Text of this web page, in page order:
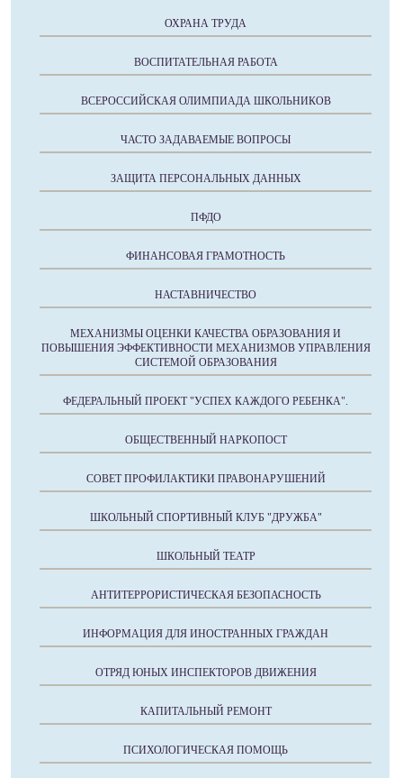
ОХРАНА ТРУДА
ВОСПИТАТЕЛЬНАЯ РАБОТА
ВСЕРОССИЙСКАЯ ОЛИМПИАДА ШКОЛЬНИКОВ
ЧАСТО ЗАДАВАЕМЫЕ ВОПРОСЫ
ЗАЩИТА ПЕРСОНАЛЬНЫХ ДАННЫХ
ПФДО
ФИНАНСОВАЯ ГРАМОТНОСТЬ
НАСТАВНИЧЕСТВО
МЕХАНИЗМЫ ОЦЕНКИ КАЧЕСТВА ОБРАЗОВАНИЯ И
ПОВЫШЕНИЯ ЭФФЕКТИВНОСТИ МЕХАНИЗМОВ УПРАВЛЕНИЯ
СИСТЕМОЙ ОБРАЗОВАНИЯ
ФЕДЕРАЛЬНЫЙ ПРОЕКТ "УСПЕХ КАЖДОГО РЕБЕНКА".
ОБЩЕСТВЕННЫЙ НАРКОПОСТ
СОВЕТ ПРОФИЛАКТИКИ ПРАВОНАРУШЕНИЙ
ШКОЛЬНЫЙ СПОРТИВНЫЙ КЛУБ "ДРУЖБА"
ШКОЛЬНЫЙ ТЕАТР
АНТИТЕРРОРИСТИЧЕСКАЯ БЕЗОПАСНОСТЬ
ИНФОРМАЦИЯ ДЛЯ ИНОСТРАННЫХ ГРАЖДАН
ОТРЯД ЮНЫХ ИНСПЕКТОРОВ ДВИЖЕНИЯ
КАПИТАЛЬНЫЙ РЕМОНТ
ПСИХОЛОГИЧЕСКАЯ ПОМОЩЬ